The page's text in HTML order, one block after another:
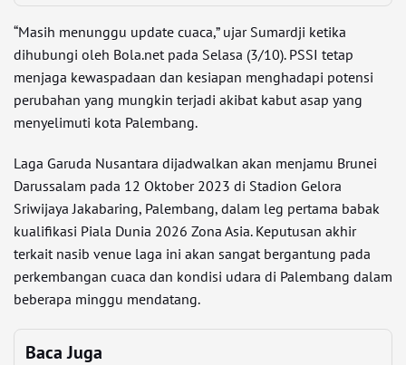
“Masih menunggu update cuaca,” ujar Sumardji ketika
dihubungi oleh Bola.net pada Selasa (3/10). PSSI tetap
menjaga kewaspadaan dan kesiapan menghadapi potensi
perubahan yang mungkin terjadi akibat kabut asap yang
menyelimuti kota Palembang.
Laga Garuda Nusantara dijadwalkan akan menjamu Brunei
Darussalam pada 12 Oktober 2023 di Stadion Gelora
Sriwijaya Jakabaring, Palembang, dalam leg pertama babak
kualifikasi Piala Dunia 2026 Zona Asia. Keputusan akhir
terkait nasib venue laga ini akan sangat bergantung pada
perkembangan cuaca dan kondisi udara di Palembang dalam
beberapa minggu mendatang.
Baca Juga